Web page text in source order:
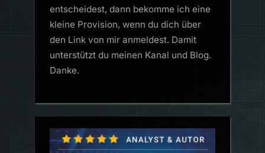
entscheidest, dann bekomme ich eine
kleine Provision, wenn du dich über
den Link von mir anmeldest. Damit
unterstützt du meinen Kanal und Blog.
Danke.